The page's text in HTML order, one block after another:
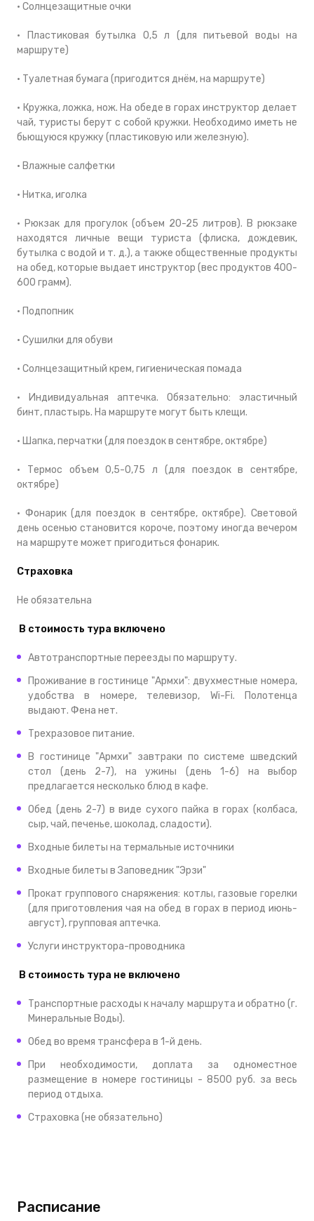
• Солнцезащитные очки
• Пластиковая бутылка 0,5 л (для питьевой воды на
маршруте)
• Туалетная бумага (пригодится днём, на маршруте)
• Кружка, ложка, нож. На обеде в горах инструктор делает
чай, туристы берут с собой кружки. Необходимо иметь не
бьющуюся кружку (пластиковую или железную).
• Влажные салфетки
• Нитка, иголка
• Рюкзак для прогулок (объем 20-25 литров). В рюкзаке
находятся личные вещи туриста (флиска, дождевик,
бутылка с водой и т. д.), а также общественные продукты
на обед, которые выдает инструктор (вес продуктов 400-
600 грамм).
• Подпопник
• Сушилки для обуви
• Солнцезащитный крем, гигиеническая помада
• Индивидуальная аптечка. Обязательно: эластичный
бинт, пластырь. На маршруте могут быть клещи.
• Шапка, перчатки (для поездок в сентябре, октябре)
• Термос объем 0,5-0,75 л (для поездок в сентябре,
октябре)
• Фонарик (для поездок в сентябре, октябре). Световой
день осенью становится короче, поэтому иногда вечером
на маршруте может пригодиться фонарик.
Страховка
Не обязательна
В стоимость тура включено
Автотранспортные переезды по маршруту.
Проживание в гостинице "Армхи": двухместные номера,
удобства в номере, телевизор, Wi-Fi. Полотенца
выдают. Фена нет.
Трехразовое питание.
В гостинице "Армхи" завтраки по системе шведский
стол (день 2-7), на ужины (день 1-6) на выбор
предлагается несколько блюд в кафе.
Обед (день 2-7) в виде сухого пайка в горах (колбаса,
сыр, чай, печенье, шоколад, сладости).
Входные билеты на термальные источники
Входные билеты в Заповедник "Эрзи"
Прокат группового снаряжения: котлы, газовые горелки
(для приготовления чая на обед в горах в период июнь-
август), групповая аптечка.
Услуги инструктора-проводника
В стоимость тура не включено
Транспортные расходы к началу маршрута и обратно (г.
Минеральные Воды).
Обед во время трансфера в 1-й день.
При необходимости, доплата за одноместное
размещение в номере гостиницы - 8500 руб. за весь
период отдыха.
Страховка (не обязательно)
Расписание